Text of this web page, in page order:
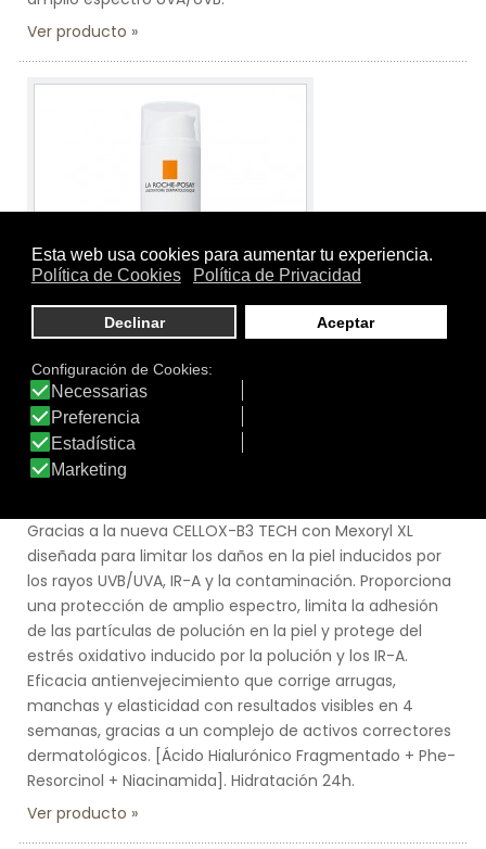
Ver producto
Tamaño:
50 ml.
Marca:
La Roche Posay
Línea:
Anthelios
Gracias a la nueva CELLOX-B3 TECH con Mexoryl XL
diseñada para limitar los daños en la piel inducidos por
los rayos UVB/UVA, IR-A y la contaminación. Proporciona
una protección de amplio espectro, limita la adhesión
de las partículas de polución en la piel y protege del
estrés oxidativo inducido por la polución y los IR-A.
Eficacia antienvejecimiento que corrige arrugas,
manchas y elasticidad con resultados visibles en 4
semanas, gracias a un complejo de activos correctores
dermatológicos. [Ácido Hialurónico Fragmentado + Phe-
Resorcinol + Niacinamida]. Hidratación 24h.
Ver producto